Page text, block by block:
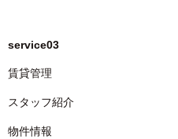
service03
賃貸管理
スタッフ紹介
物件情報